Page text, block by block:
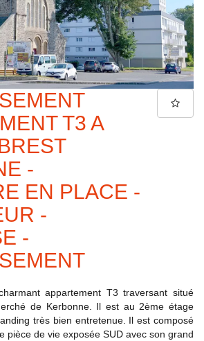
T3 A
-
EN PLACE -
-
-
appartement T3 traversant situé
de Kerbonne. Il est au 2ème étage
très bien entretenue. Il est composé
pièce de vie exposée SUD avec son grand